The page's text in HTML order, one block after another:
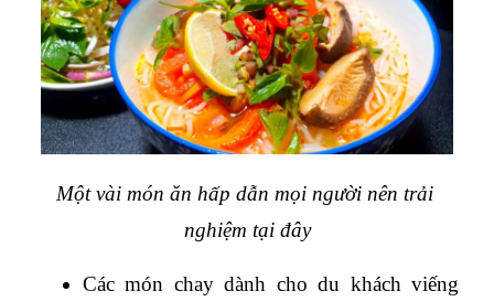
Một vài món ăn hấp dẫn mọi người nên trải
nghiệm tại đây
Các món chay dành cho du khách viếng